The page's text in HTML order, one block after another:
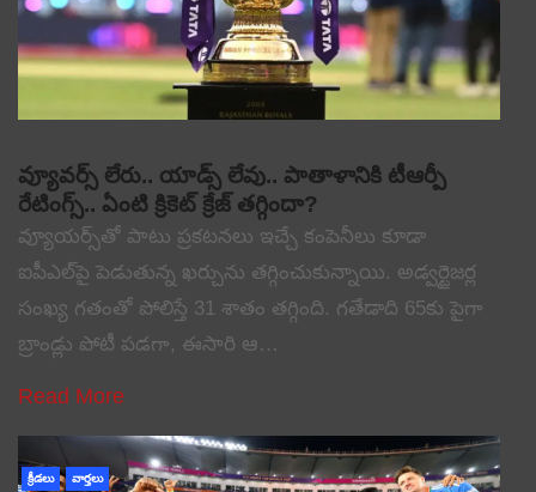
వ్యూవర్స్ లేరు.. యాడ్స్ లేవు.. పాతాళానికి టీఆర్పీ
రేటింగ్స్.. ఏంటి క్రికెట్ క్రేజ్ తగ్గిందా?
వ్యూయర్స్‌తో పాటు ప్రకటనలు ఇచ్చే కంపెనీలు కూడా
ఐపీఎల్‌పై పెడుతున్న ఖర్చును తగ్గించుకున్నాయి. అడ్వర్టైజర్ల
సంఖ్య గతంతో పోలిస్తే 31 శాతం తగ్గింది. గతేడాది 65కు పైగా
బ్రాండ్లు పోటీ పడగా, ఈసారి ఆ…
Read More
క్రీడలు వార్తలు